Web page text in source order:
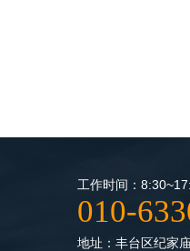
工作时间：
010-
地址：丰台区纪家